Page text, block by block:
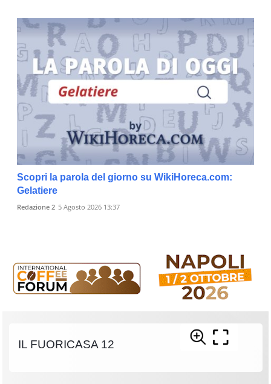
Scopri la parola del giorno su WikiHoreca.com:
Gelatiere
Redazione 2 5 Agosto 2026 13:37